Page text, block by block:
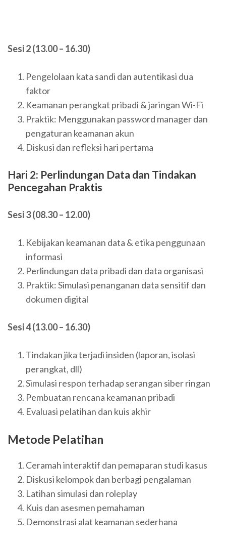
Sesi 2 (13.00 – 16.30)
Pengelolaan kata sandi dan autentikasi dua
faktor
Keamanan perangkat pribadi & jaringan Wi-Fi
Praktik: Menggunakan password manager dan
pengaturan keamanan akun
Diskusi dan refleksi hari pertama
Hari 2: Perlindungan Data dan Tindakan
Pencegahan Praktis
Sesi 3 (08.30 – 12.00)
Kebijakan keamanan data & etika penggunaan
informasi
Perlindungan data pribadi dan data organisasi
Praktik: Simulasi penanganan data sensitif dan
dokumen digital
Sesi 4 (13.00 – 16.30)
Tindakan jika terjadi insiden (laporan, isolasi
perangkat, dll)
Simulasi respon terhadap serangan siber ringan
Pembuatan rencana keamanan pribadi
Evaluasi pelatihan dan kuis akhir
Metode Pelatihan
Ceramah interaktif dan pemaparan studi kasus
Diskusi kelompok dan berbagi pengalaman
Latihan simulasi dan roleplay
Kuis dan asesmen pemahaman
Demonstrasi alat keamanan sederhana